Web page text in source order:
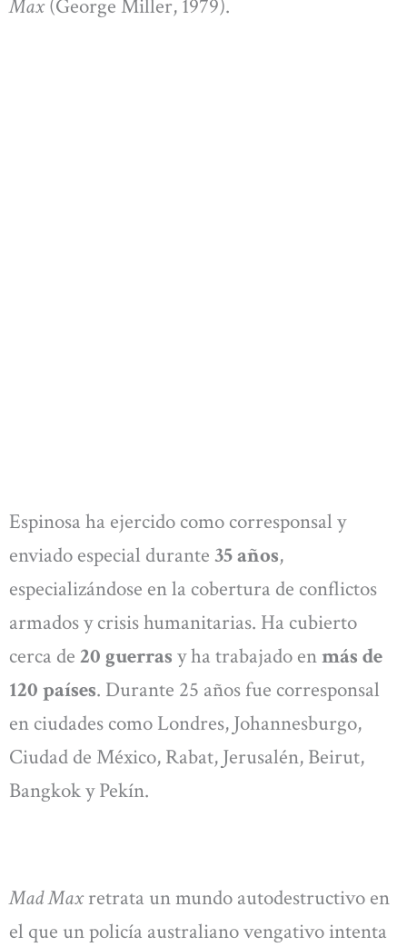
Max(George Miller, 1979).
Espinosa ha ejercido como corresponsal y
enviado especial durante 35 años,
especializándose en la cobertura de conflictos
armados y crisis humanitarias. Ha cubierto
cerca de 20 guerras y ha trabajado enmás de
120 países. Durante 25 años fue corresponsal
en ciudades como Londres, Johannesburgo,
Ciudad de México, Rabat, Jerusalén, Beirut,
Bangkok y Pekín.
Mad Maxretrata un mundo autodestructivo en
el que un policía australiano vengativo intenta